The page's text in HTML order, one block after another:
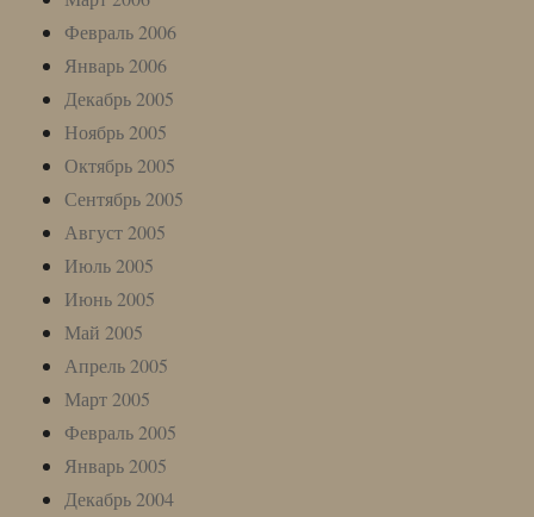
Февраль 2006
Январь 2006
Декабрь 2005
Ноябрь 2005
Октябрь 2005
Сентябрь 2005
Август 2005
Июль 2005
Июнь 2005
Май 2005
Апрель 2005
Март 2005
Февраль 2005
Январь 2005
Декабрь 2004